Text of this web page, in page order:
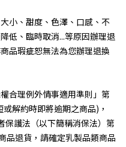
小、甜度、色澤、口感、不
低、臨時取消...等原因辦理退
品瑕疵恕無法為您辦理退換
合理例外情事適用準則」第
解約時即將逾期之商品)，
保護法（以下簡稱消保法）第
品退貨，請確定乳製品類商品